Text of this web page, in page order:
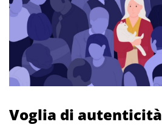
Voglia di autenticità